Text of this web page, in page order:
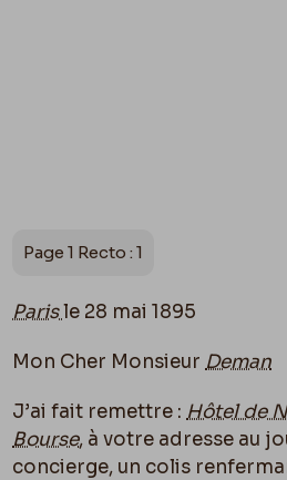
Page 1 Recto : 1
Parisle 28 mai 1895
Mon Cher Monsieur Deman
J’ai fait remettre : Hôtel de
Bourse, à votre adresse au
concierge, un colis